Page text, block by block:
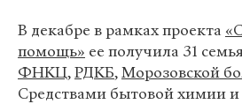
В декабре в рамках проекта
помощь» ее получила 31
ФНКЦ,РДКБ,Морозовской
Средствами бытовой химии